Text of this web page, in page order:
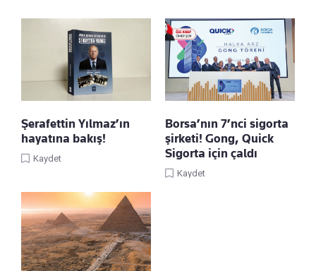
Şerafettin Yılmaz’ın
hayatına bakış!
Kaydet
Borsa’nın 7’nci sigorta
şirketi! Gong, Quick
Sigorta için çaldı
Kaydet